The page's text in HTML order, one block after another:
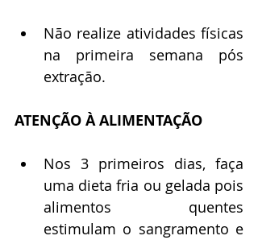
Não realize atividades físicas
na primeira semana pós
extração.
ATENÇÃO À ALIMENTAÇÃO
Nos 3 primeiros dias, faça
uma dieta fria ou gelada pois
alimentos quentes
estimulam o sangramento e